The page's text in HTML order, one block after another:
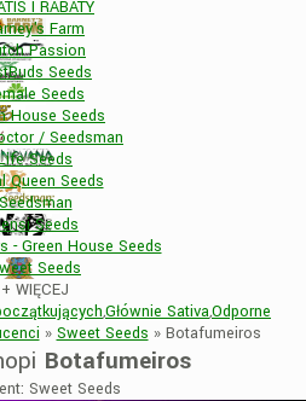
I RABATY
Farm
Passion
Seeds
Seeds
House Seeds
/ Seedsman
Seeds
Queen Seeds
Seedsman
Seeds
- Green House Seeds
Seeds
+ WIĘCEJ
,Głównie Sativa,Odporne
» Sweet Seeds » Botafumeiros
Botafumeiros
Sweet Seeds